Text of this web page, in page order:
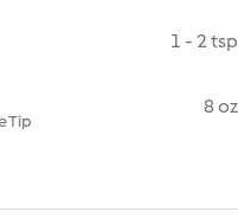
1 - 2 tsp
Tip
8 oz